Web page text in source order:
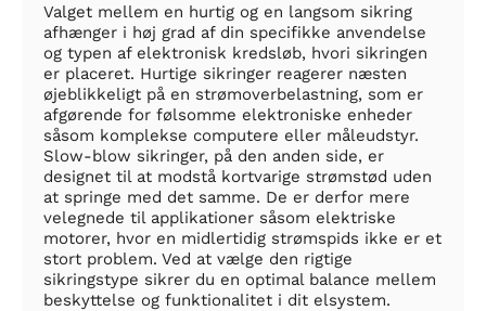
Valget mellem en hurtig og en langsom sikring
afhænger i høj grad af din specifikke anvendelse
og typen af elektronisk kredsløb, hvori sikringen
er placeret. Hurtige sikringer reagerer næsten
øjeblikkeligt på en strømoverbelastning, som er
afgørende for følsomme elektroniske enheder
såsom komplekse computere eller måleudstyr.
Slow-blow sikringer, på den anden side, er
designet til at modstå kortvarige strømstød uden
at springe med det samme. De er derfor mere
velegnede til applikationer såsom elektriske
motorer, hvor en midlertidig strømspids ikke er et
stort problem. Ved at vælge den rigtige
sikringstype sikrer du en optimal balance mellem
beskyttelse og funktionalitet i dit elsystem.